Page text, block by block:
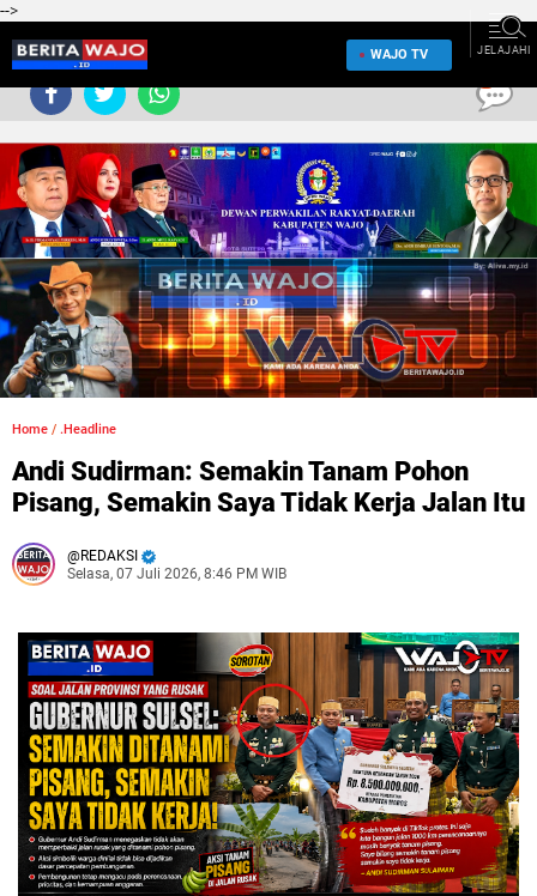
-->
WAJO TV JELAJAHI
Home / .Headline
Andi Sudirman: Semakin Tanam Pohon
Pisang, Semakin Saya Tidak Kerja Jalan Itu
REDAKSI
Selasa, 07 Juli 2026, 8:46 PM WIB